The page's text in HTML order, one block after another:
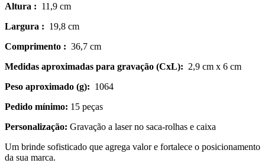
Altura : 11,9 cm
Largura : 19,8 cm
Comprimento : 36,7 cm
Medidas aproximadas para gravação (CxL): 2,9 cm x 6 cm
Peso aproximado (g): 1064
Pedido mínimo: 15 peças
Personalização: Gravação a laser no saca-rolhas e caixa
Um brinde sofisticado que agrega valor e fortalece o posicionamento
da sua marca.